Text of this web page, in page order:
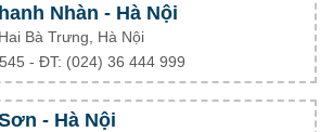
Nhàn - Hà Nội
Bà Trưng, Hà Nội
- ĐT: (024) 36 444 999
- Hà Nội